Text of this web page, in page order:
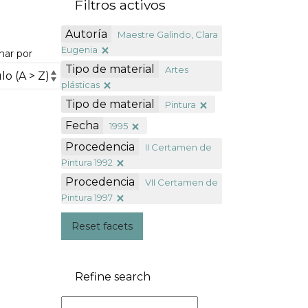
por
Filtros activos
Autoría
Maestre Galindo, Clara
Eugenia
Tipo de material
Artes
plásticas
Tipo de material Pintura
Fecha 1995
Procedencia
II Certamen de
Pintura 1992
Procedencia
VII Certamen de
Pintura 1997
Reset facets
Refine search